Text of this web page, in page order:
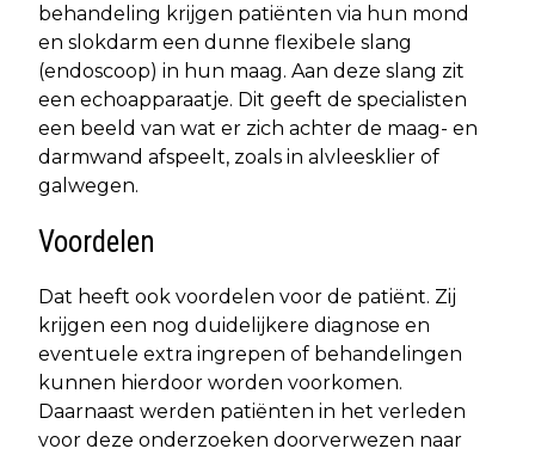
behandeling krijgen patiënten via hun mond
en slokdarm een dunne flexibele slang
(endoscoop) in hun maag. Aan deze slang zit
een echoapparaatje. Dit geeft de specialisten
een beeld van wat er zich achter de maag- en
darmwand afspeelt, zoals in alvleesklier of
galwegen.
Voordelen
Dat heeft ook voordelen voor de patiënt. Zij
krijgen een nog duidelijkere diagnose en
eventuele extra ingrepen of behandelingen
kunnen hierdoor worden voorkomen.
Daarnaast werden patiënten in het verleden
voor deze onderzoeken doorverwezen naar